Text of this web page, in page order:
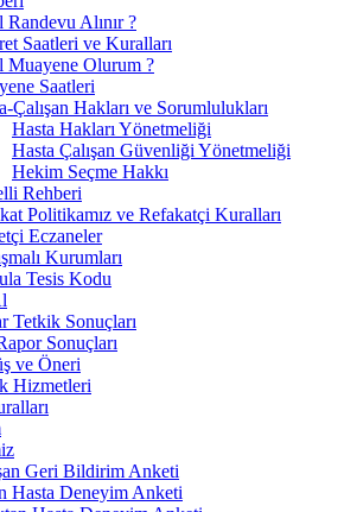
Randevu Alınır ?
Saatleri ve Kuralları
Muayene Olurum ?
Saatleri
Çalışan Hakları ve Sorumlulukları
Hasta Hakları Yönetmeliği
Hasta Çalışan Güvenliği Yönetmeliği
Hekim Seçme Hakkı
Rehberi
Politikamız ve Refakatçi Kuralları
Eczaneler
Kurumları
Tesis Kodu
Tetkik Sonuçları
Sonuçları
ve Öneri
Hizmetleri
Geri Bildirim Anketi
Hasta Deneyim Anketi